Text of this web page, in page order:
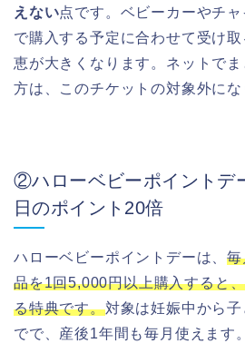
えない点です。ベビーカーやチ
で購入する予定に合わせて受け
恵が大きくなります。ネットで
方は、このチケットの対象外にな
②ハローベビーポイントデ
日のポイント20倍
ハローベビーポイントデーは、毎
品を1回5,000円以上購入すると
る特典です。対象は妊娠中から
でで、産後1年間も毎月使えます。